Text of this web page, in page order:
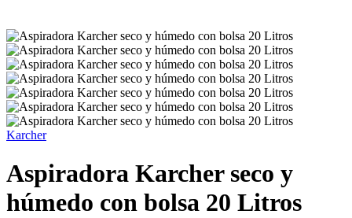
Karcher
Aspiradora Karcher seco y
húmedo con bolsa 20 Litros